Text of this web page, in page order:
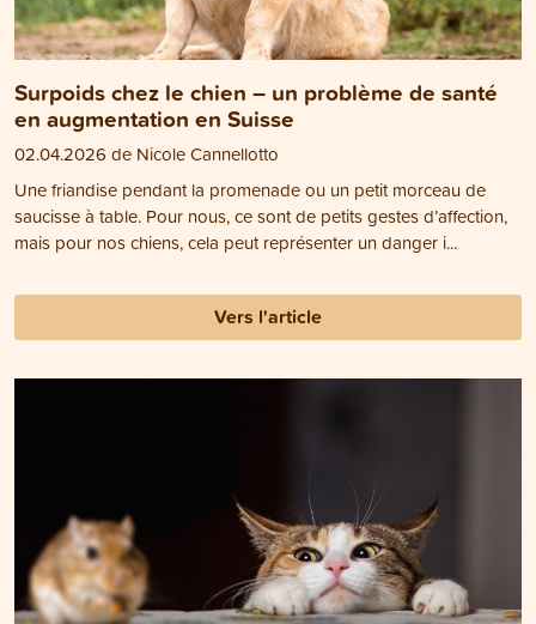
Surpoids chez le chien – un problème de santé
en augmentation en Suisse
02.04.2026 de Nicole Cannellotto
Une friandise pendant la promenade ou un petit morceau de
saucisse à table. Pour nous, ce sont de petits gestes d’affection,
mais pour nos chiens, cela peut représenter un danger i...
Vers l'article